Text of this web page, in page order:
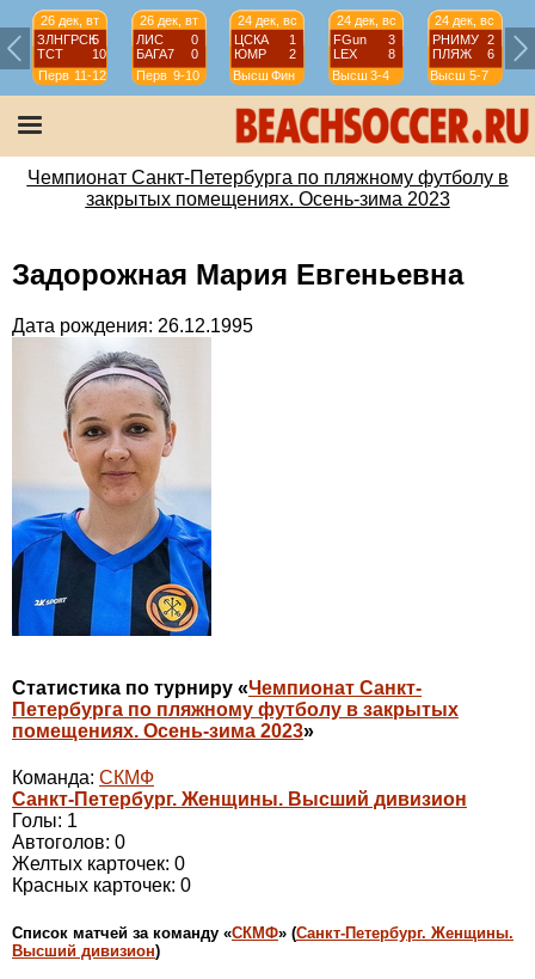
26 дек, вт
ЗЛНГРСК5
ТСТ
10
Перв 11-12
26 дек, вт
ЛИС
0
БАГА7
0
Перв 9-10
24 дек, вс
ЦСКА
1
ЮМР
2
Высш Фин
24 дек, вс
FGun
3
LEX
8
Высш 3-4
24 дек, вс
РНИМУ
2
ПЛЯЖ
6
Высш 5-7
Чемпионат Санкт-Петербурга по пляжному футболу в
закрытых помещениях. Осень-зима 2023
Задорожная Мария Евгеньевна
Дата рождения: 26.12.1995
Статистика по турниру «Чемпионат Санкт-
Петербурга по пляжному футболу в закрытых
помещениях. Осень-зима 2023»
Команда: СКМФ
Санкт-Петербург. Женщины. Высший дивизион
Голы: 1
Автоголов: 0
Желтых карточек: 0
Красных карточек: 0
Cписок матчей за команду «СКМФ» (Санкт-Петербург. Женщины.
Высший дивизион)